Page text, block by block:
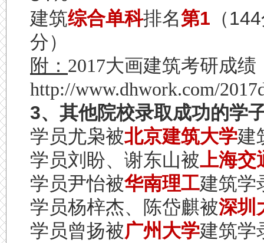
建筑综合单科排名第1 （144
分）
附： 2017大画建筑考研成绩
http://www.dhwork.com/
3、其他院校录取成功的学
学员尤枭被北京建筑大学建
学员刘盼、谢东山被上海交
学员尹怡被华南理工建筑学
学员杨梓杰、陈岱麒被深圳
学员曾扬被广州大学建筑学